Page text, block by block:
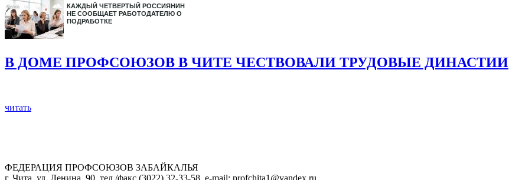
КАЖДЫЙ ЧЕТВЕРТЫЙ РОССИЯНИН
НЕ СООБЩАЕТ РАБОТОДАТЕЛЮ О
ПОДРАБОТКЕ
В ДОМЕ ПРОФСОЮЗОВ В ЧИТЕ ЧЕСТВОВАЛИ ТРУДОВЫЕ ДИНАСТИИ
читать
ФЕДЕРАЦИЯ ПРОФСОЮЗОВ ЗАБАЙКАЛЬЯ
г. Чита, ул. Ленина, 90, тел./факс (3022) 32-33-58, e-mail: profchita1@yandex.ru